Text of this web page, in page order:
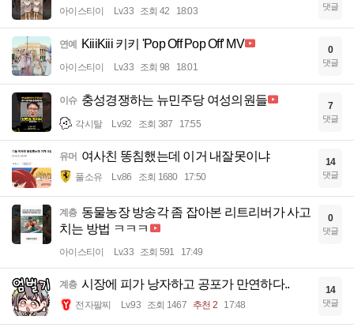
아이스티이 Lv.33 조회 42 18:03 댓글
연예 KiiiKiii 키키 'Pop Off Pop Off' MV
아이스티이 Lv.33 조회 98 18:01
0
댓글
이슈 충성경쟁하는 뉴민주당 여성의원들
각시탈 Lv.92 조회 387 17:55
7
댓글
유머 여사친 똥침했는데 이거 내잘못이냐
풀소유 Lv.86 조회 1680 17:50
14
댓글
계층 동물농장 방송각 좀 잡아본 리트리버가 사고
치는 방법 ㅋㅋㅋ
아이스티이 Lv.33 조회 591 17:49
0
댓글
계층 시장에 피가 낭자하고 공포가 만연하다..
전자팔찌 Lv.93 조회 1467 추천 2 17:48
14
댓글